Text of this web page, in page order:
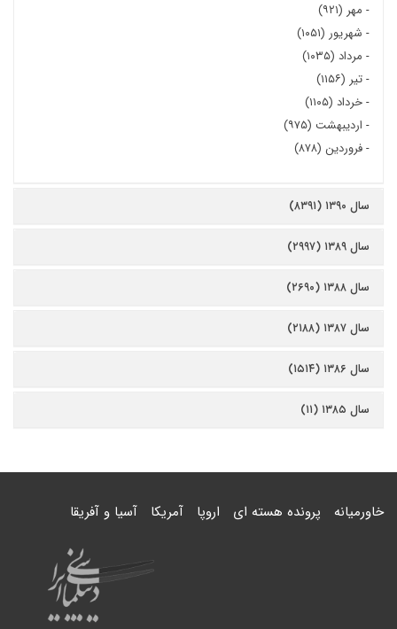
- مهر (۹۲۱)
- شهریور (۱۰۵۱)
- مرداد (۱۰۳۵)
-تیر (۱۱۵۶)
-خرداد (۱۱۰۵)
- اردیبهشت (۹۷۵)
-فروردین (۸۷۸)
سال ۱۳۹۰ (۸۳۹۱)
سال ۱۳۸۹ (۲۹۹۷)
سال ۱۳۸۸ (۲۶۹۰)
سال ۱۳۸۷ (۲۱۸۸)
سال ۱۳۸۶ (۱۵۱۴)
سال ۱۳۸۵ (۱۱)
خاورمیانه پرونده هسته ای اروپا آمریکا آسیا و آفریقا